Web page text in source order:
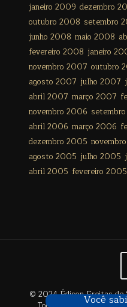
janeiro 2009 dezembro
outubro 2008 setembro
junho 2008 maio 2008
fevereiro 2008 janeiro
novembro 2007 outubro
agosto 2007 julho 2007
abril 2007 março 2007
novembro 2006
abril 2006 março 2006
dezembro 2005
agosto 2005 julho 2005
abril 2005 fevereiro 2005
© 2024 Édison Freitas de
Você